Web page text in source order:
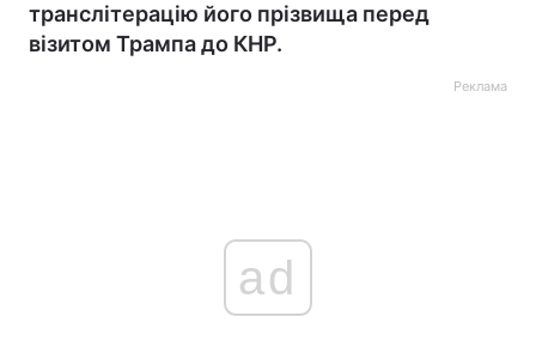
транслітерацію його прізвища перед
візитом Трампа до КНР.
Реклама
ad